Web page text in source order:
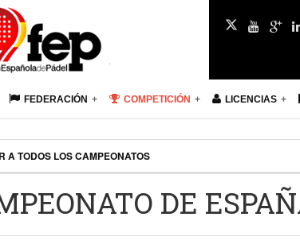
FEDERACIÓN COMPETICIÓN LICENCIAS
A TODOS LOS CAMPEONATOS
DE